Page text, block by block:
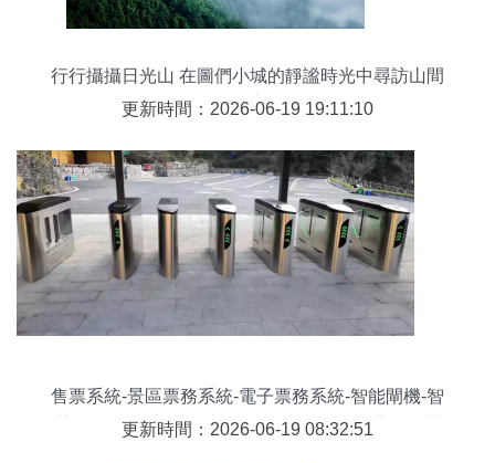
行行攝攝日光山 在圖們小城的靜謐時光中尋訪山間
仙境
更新時間：2026-06-19 19:11:10
售票系統-景區票務系統-電子票務系統-智能閘機-智
慧景區管理系統-自助售取票機-微信訂票系統-智慧
更新時間：2026-06-19 08:32:51